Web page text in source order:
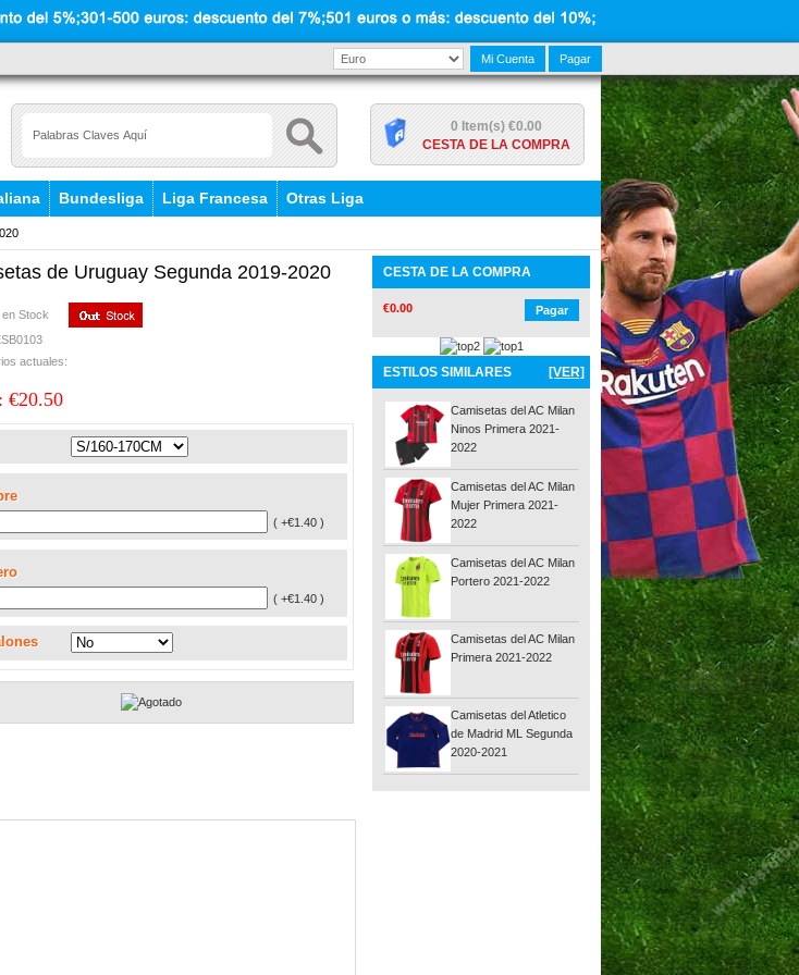
Pagar
Mi Cuenta
0 Item(s) €0.00
CESTA DE LA COMPRA
Bundesliga Liga Francesa Otras Liga
de Uruguay Segunda 2019-2020
Stock
actuales:
€20.50
( +€1.40 )
( +€1.40 )
CESTA DE LA COMPRA
€0.00 Pagar
ESTILOS SIMILARES [VER]
Camisetas del AC Milan
Ninos Primera 2021-
2022
Camisetas del AC Milan
Mujer Primera 2021-
2022
Camisetas del AC Milan
Portero 2021-2022
Camisetas del AC Milan
Primera 2021-2022
Camisetas del Atletico
de Madrid ML Segunda
2020-2021